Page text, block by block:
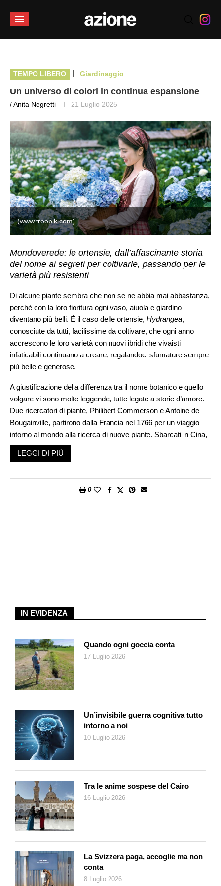
TEMPO LIBERO | Giardinaggio
Un universo di colori in continua espansione
/ Anita Negretti 21 Luglio 2025
(www.freepik.com)
Mondoverede: le ortensie, dall’affascinante storia
del nome ai segreti per coltivarle, passando per le
varietà più resistenti
Di alcune piante sembra che non se ne abbia mai abbastanza,
perché con la loro fioritura ogni vaso, aiuola e giardino
diventano più belli. È il caso delle ortensie, Hydrangea,
conosciute da tutti, facilissime da coltivare, che ogni anno
accrescono le loro varietà con nuovi ibridi che vivaisti
infaticabili continuano a creare, regalandoci sfumature sempre
più belle e generose.
A giustificazione della differenza tra il nome botanico e quello
volgare vi sono molte leggende, tutte legate a storie d’amore.
Due ricercatori di piante, Philibert Commerson e Antoine de
Bougainville, partirono dalla Francia nel 1766 per un viaggio
intorno al mondo alla ricerca di nuove piante. Sbarcati in Cina,
scoprirono leHydrangea
racconta che Commerson trovò anche l’amore, oltre alle
continui a durare nel nome della donna che Commerson
ogni giardino semi ombroso, che cresce placida con i suoi fiori
blu o rosa. Giunta in Europa, ha incontrato subito i gusti dei
sole, una vigorosa potatura a fine inverno, acqua e fertilizzante
in primavera. Le ortensie, come quasi tutti sanno, risentono
molto del pH del terreno: con suoli acidi avremo fiori blu, per
sfumare al rosa servono invece suoli alcalini o neutri. Solo le
varietà bianche rimangono imperturbabili al terreno, sfumando
Così, come piccoli alchimisti, è possibile somministrare sali di
ferro, torba, terra di faggio, aghi e cortecce di pino per creare
sfumature più intense di rosa fino ai blu più accesi. Un trucco:
essendo le nostre acque di irrigazione ricche di calcio e quindi
in grado di eliminare l’acidità del terreno, si può aggiungere un
cucchiaio di aceto ogni 5 litri d’acqua.
Tra le più nuove collezioni troviamo il gruppo «You & Me»,
creato in Giappone, con piante adatte anche alla coltivazione in
vaso come «Desireè» con contrasti rosa e celeste, «Forever»
blu mare e rosa, e «Romance» di un blu molto scuro e un fuxia
sgargiante. Dai fiori con toni del rosso carico troviamo
«Magical Ruby Tuesday», varietà molto generosa, alta fino a
un metro, con ottima durata anche come fiore reciso. Deve il
LEGGI DI PIÙ
0
IN EVIDENZA
Quando ogni goccia conta
17 Luglio 2026
Un’invisibile guerra cognitiva tutto
intorno a noi
10 Luglio 2026
Tra le anime sospese del Cairo
16 Luglio 2026
La Svizzera paga, accoglie ma non
conta
8 Luglio 2026